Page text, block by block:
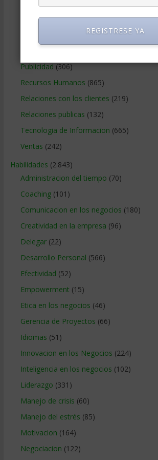
Negocios Internacionales(2.257)
(1.405)
Publicidad (306)
Recursos Humanos (865)
Relaciones con los clientes (219)
Relaciones publicas (132)
Tecnologia de Informacion (665)
Ventas (242)
Habilidades (2.843)
Administracion del tiempo (70)
Coaching(101)
Comunicacion en los negocios (180)
Creatividad en la empresa (96)
Delegar(22)
Desarrollo Personal (566)
Efectividad (52)
Empowerment (15)
Etica en los negocios (46)
Gerencia de Proyectos (66)
Idiomas (51)
Innovacion en los Negocios (224)
Inteligencia en los negocios (102)
Liderazgo (331)
Manejo de crisis (60)
Manejo del estrés (85)
Motivacion (164)
Negociacion (122)
REGISTRESE YA